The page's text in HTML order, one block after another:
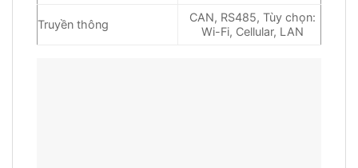
Truyền thông
CAN, RS485, Tùy chọn:
Wi-Fi, Cellular, LAN